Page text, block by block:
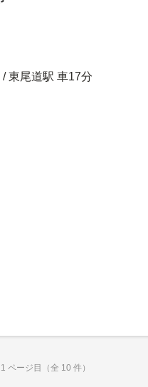
東尾道駅 車17分
1 ページ目（全 10 件）